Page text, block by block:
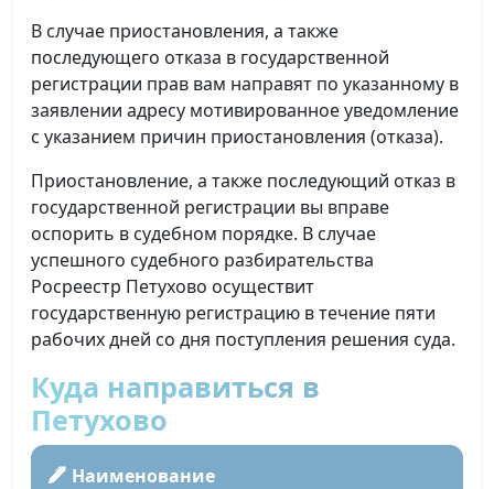
В случае приостановления, а также
последующего отказа в государственной
регистрации прав вам направят по указанному в
заявлении адресу мотивированное уведомление
с указанием причин приостановления (отказа).
Приостановление, а также последующий отказ в
государственной регистрации вы вправе
оспорить в судебном порядке. В случае
успешного судебного разбирательства
Росреестр Петухово осуществит
государственную регистрацию в течение пяти
рабочих дней со дня поступления решения суда.
Куда направиться в
Петухово
Наименование